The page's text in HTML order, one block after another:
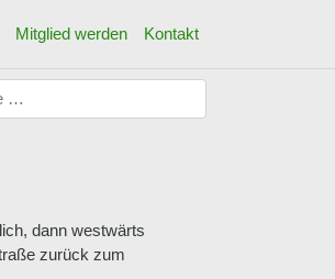
Mitglied werden Kontakt
dann westwärts
zurück zum